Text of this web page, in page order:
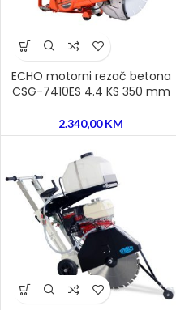
ECHO motorni rezač betona
CSG-7410ES 4.4 KS 350 mm
2.340,00KM